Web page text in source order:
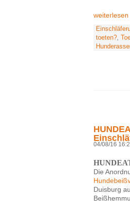
weiterlesen
toeten?,
04/08/16
Die
Duisburg